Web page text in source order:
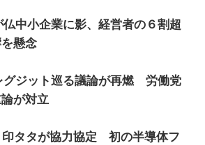
小企業に影、経営者の６割超
懸念
ット巡る議論が再燃 労働党
が対立
タが協力協定 初の半導体フ